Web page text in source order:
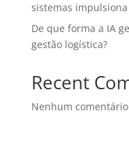
sistemas
De que forma a IA
gestão logística?
Recent
Nenhum